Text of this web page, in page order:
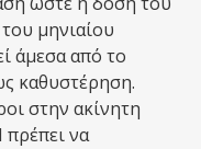
μηνιαίου
άμεσα από το
καθυστέρηση.
στην ακίνητη
πρέπει να